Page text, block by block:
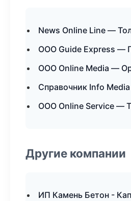
News Online Line —
ООО Guide Express —
ООО Online Media —
Справочник Info
ООО Online Service —
Другие компании
ИП Камень Бетон -